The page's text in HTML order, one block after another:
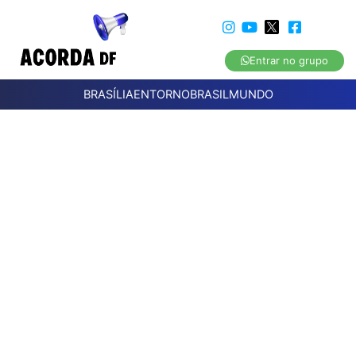
Entrar no grupo
BRASÍLIAENTORNOBRASILMUNDO